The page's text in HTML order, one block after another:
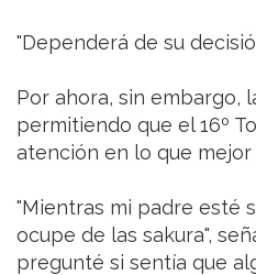
"Dependerá de su
Por ahora, sin embargo,
permitiendo que el 16º
atención en lo que mejor
"Mientras mi padre esté
ocupe de las sakura",
pregunté si sentía que